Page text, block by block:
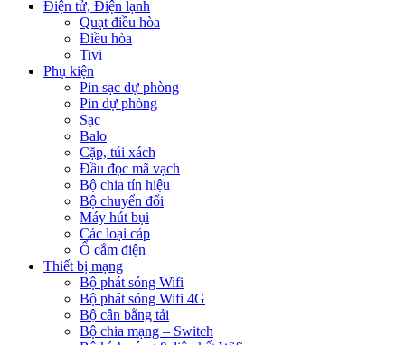
Điện tử, Điện lạnh
Quạt điều hòa
Điều hòa
Tivi
Phụ kiện
Pin sạc dự phòng
Pin dự phòng
Sạc
Balo
Cặp, túi xách
Đầu đọc mã vạch
Bộ chia tín hiệu
Bộ chuyển đổi
Máy hút bụi
Các loại cáp
Ổ cắm điện
Thiết bị mạng
Bộ phát sóng Wifi
Bộ phát sóng Wifi 4G
Bộ cân bằng tải
Bộ chia mạng – Switch